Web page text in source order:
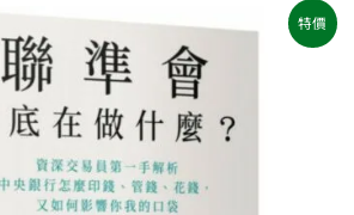
特價
前
格：
NT$284。